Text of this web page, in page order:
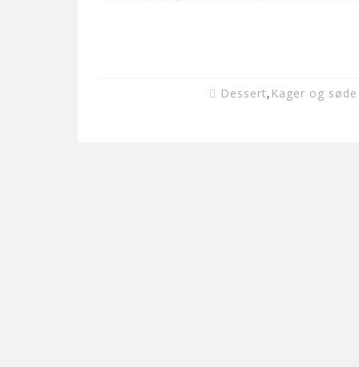
Dessert, Kager og